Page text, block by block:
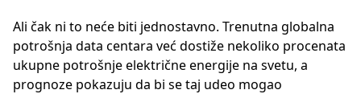
Ali čak ni to neće biti jednostavno. Trenutna globalna
potrošnja data centara već dostiže nekoliko procenata
ukupne potrošnje električne energije na svetu, a
prognoze pokazuju da bi se taj udeo mogao